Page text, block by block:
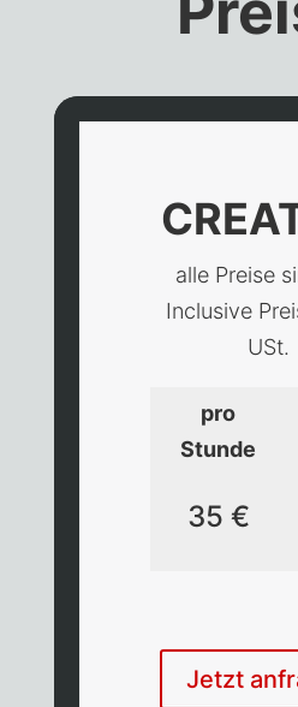
alle Preise
Inclusive
USt.
pro
Stunde
35 €
Jetzt